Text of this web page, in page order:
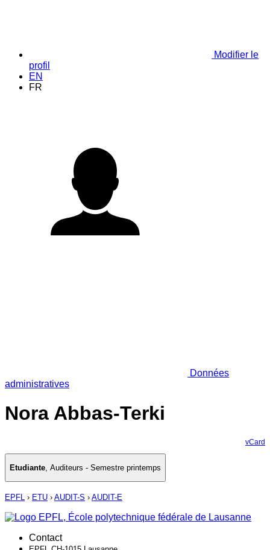
Modifier le
profil
EN
FR
Données
administratives
Nora Abbas-Terki
vCard
Etudiante, Auditeurs - Semestre printemps
EPFL › ETU › AUDIT-S › AUDIT-E
Contact